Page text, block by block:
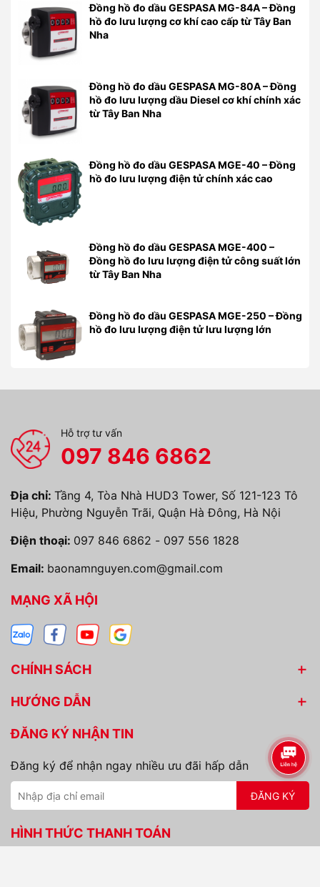
Đồng hồ đo dầu GESPASA MG-84A – Đồng
hồ đo lưu lượng cơ khí cao cấp từ Tây Ban
Nha
Đồng hồ đo dầu GESPASA MG-80A – Đồng
hồ đo lưu lượng dầu Diesel cơ khí chính xác
từ Tây Ban Nha
Đồng hồ đo dầu GESPASA MGE-40 – Đồng
hồ đo lưu lượng điện tử chính xác cao
Đồng hồ đo dầu GESPASA MGE-400 –
Đồng hồ đo lưu lượng điện tử công suất lớn
từ Tây Ban Nha
Đồng hồ đo dầu GESPASA MGE-250 – Đồng
hồ đo lưu lượng điện tử lưu lượng lớn
Hỗ trợ tư vấn
097 846 6862
Địa chỉ: Tầng 4, Tòa Nhà HUD3 Tower, Số 121-123 Tô
Hiệu, Phường Nguyễn Trãi, Quận Hà Đông, Hà Nội
Điện thoại: 097 846 6862 - 097 556 1828
Email: baonamnguyen.com@gmail.com
MẠNG XÃ HỘI
CHÍNH SÁCH
HƯỚNG DẪN
ĐĂNG KÝ NHẬN TIN
Đăng ký để nhận ngay nhiều ưu đãi hấp dẫn
ĐĂNG KÝ
HÌNH THỨC THANH TOÁN